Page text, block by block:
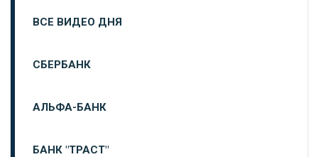
ВСЕ ВИДЕО ДНЯ
СБЕРБАНК
АЛЬФА-БАНК
БАНК "ТРАСТ"